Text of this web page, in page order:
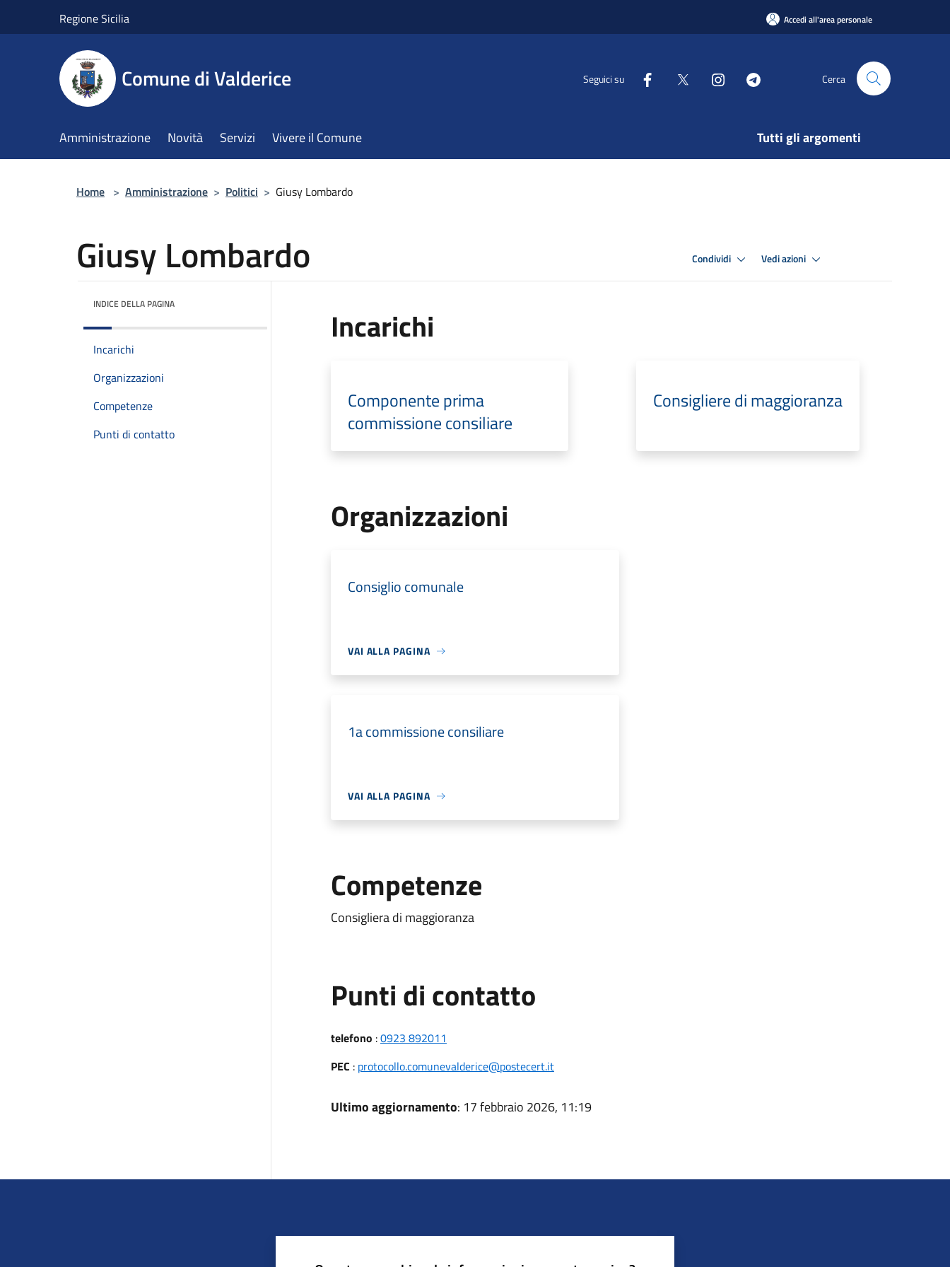
Regione Sicilia Accedi all'area personale
Comune di Valderice Seguici su Cerca
Amministrazione Novità Servizi Vivere il Comune Tutti gli argomenti
Home > Amministrazione > Politici > Giusy Lombardo
Giusy Lombardo Condividi Vedi azioni
INDICE DELLA PAGINA
Incarichi
Organizzazioni
Competenze
Punti di contatto
Incarichi
Componente prima
commissione consiliare
Consigliere di maggioranza
Organizzazioni
Consiglio comunale
VAI ALLA PAGINA
1a commissione consiliare
VAI ALLA PAGINA
Competenze
Consigliera di maggioranza
Punti di contatto
telefono :0923 892011
PEC : protocollo.comunevalderice@postecert.it
Ultimo aggiornamento: 17 febbraio 2026, 11:19